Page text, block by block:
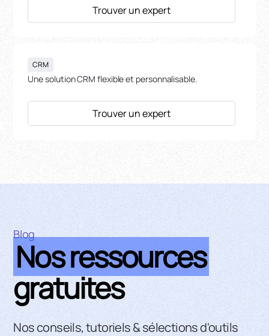
Trouver un expert
CRM
Une solution CRM flexible et personnalisable.
Trouver un expert
Blog
Nos ressources
gratuites
Nos conseils, tutoriels & sélections d'outils